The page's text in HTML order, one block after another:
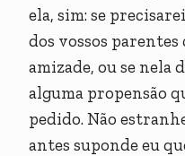
ela, sim: se
dos vossos
amizade, ou se nela
alguma propensão
pedido. Não
antes suponde eu